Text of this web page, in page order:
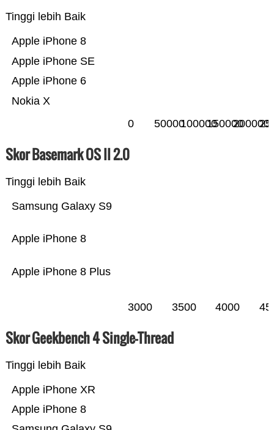
Tinggi lebih Baik
Nokia X
Apple iPhone 6
Apple iPhone SE
Apple iPhone 8
0 50000100000150000200000
Skor Basemark OS II 2.0
Tinggi lebih Baik
Apple iPhone 8 Plus
Apple iPhone 8
Samsung Galaxy S9
3000 3500 4000
Skor Geekbench 4 Single-Thread
Tinggi lebih Baik
Apple iPhone 8
Apple iPhone XR